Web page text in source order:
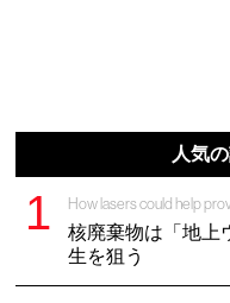
人気
How lasers could help
核廃棄物は「地上
生を狙う